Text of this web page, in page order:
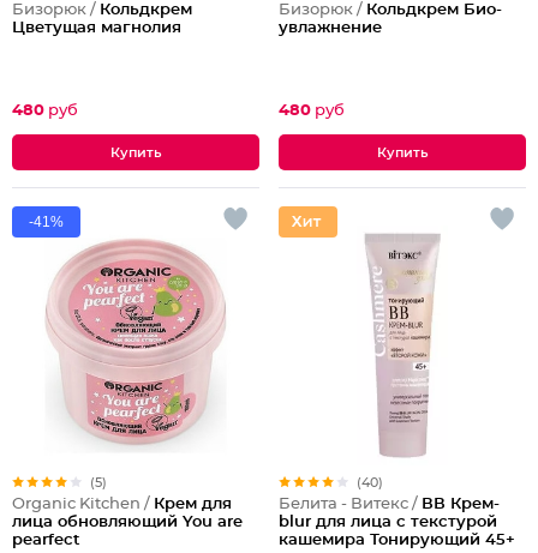
Бизорюк / Кольдкрем
Цветущая магнолия
480 руб
Бизорюк / Кольдкрем Био-
увлажнение
480 руб
-41%
(5)
Organic Kitchen / Крем для
лица обновляющий You are
pearfect
(40)
Белита - Витекс / ВВ Крем-
blur для лица с текстурой
кашемира Тонирующий 45+